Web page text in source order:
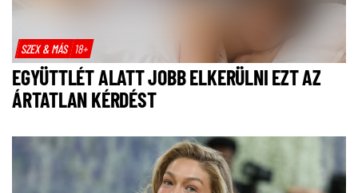
SZEX & MÁS 18+
EGYÜTTLÉT ALATT JOBB ELKERÜLNI EZT AZ
ÁRTATLAN KÉRDÉST